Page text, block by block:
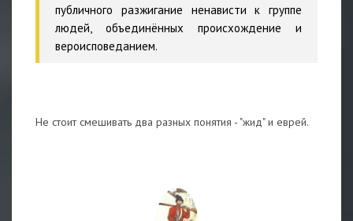
публичного разжигание ненависти к группе
людей, объединённых происхождение и
вероисповеданием.
Не стоит смешивать два разных понятия - "жид" и еврей.